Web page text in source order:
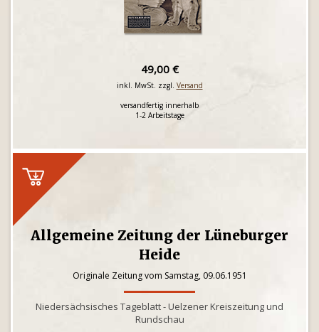
49,00 €
inkl. MwSt. zzgl. Versand
versandfertig innerhalb
1-2 Arbeitstage
Allgemeine Zeitung der Lüneburger
Heide
Originale Zeitung vom Samstag, 09.06.1951
Niedersächsisches Tageblatt - Uelzener Kreiszeitung und
Rundschau